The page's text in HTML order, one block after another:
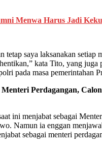
Menwa Harus Jadi
tetap saya laksanakan setiap
kata Tito, yang juga
pada masa pemerintahan
Perdagangan,
ini menjabat sebagai
Namun ia enggan
sebagai menteri